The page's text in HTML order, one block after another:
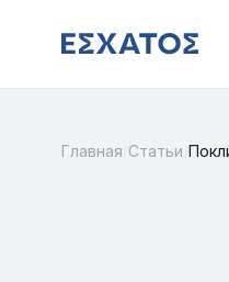
Главная Статьи